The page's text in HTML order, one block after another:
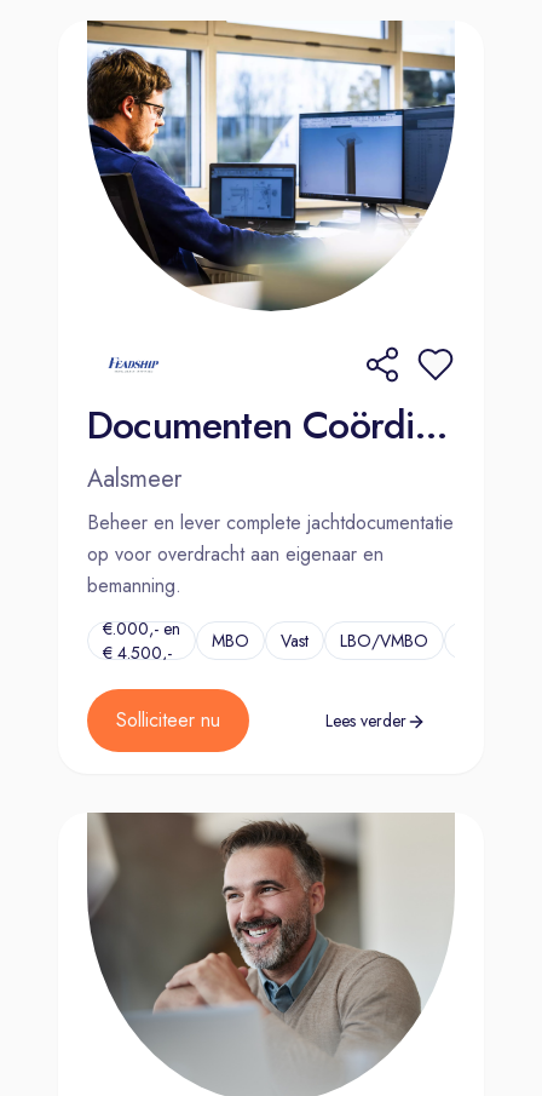
Documenten Coördinator | Aalsmeer
Aalsmeer
Beheer en lever complete jachtdocumentatie
op voor overdracht aan eigenaar en
bemanning.
€.000,- en
€ 4.500,-
MBO Vast LBO/VMBO
Solliciteer nu Lees verder